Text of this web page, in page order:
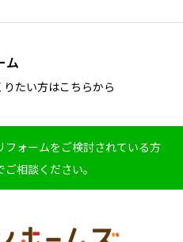
ム
りたい方はこちらから
ォームをご検討されている方
相談ください。